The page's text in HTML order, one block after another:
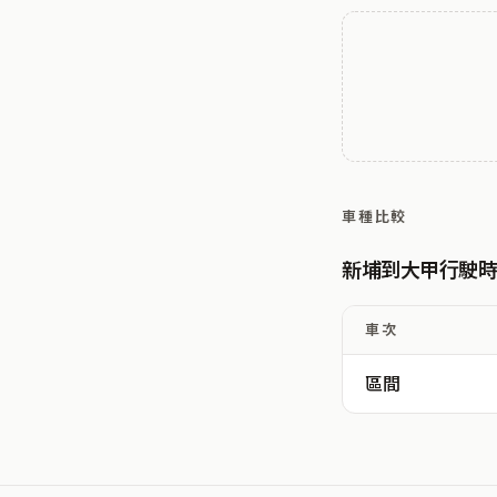
車種比較
新埔到大甲行駛
車次
區間